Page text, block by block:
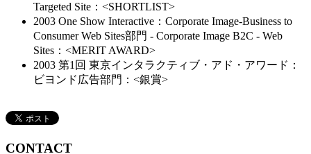
Targeted Site：<SHORTLIST>
2003 One Show Interactive：Corporate Image-Business to
Consumer Web Sites部門 - Corporate Image B2C - Web
Sites：<MERIT AWARD>
2003 第1回 東京インタラクティブ・アド・アワード：
ビヨンド広告部門：<銀賞>
CONTACT